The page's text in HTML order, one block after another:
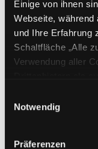
Einige von ihnen
Webseite, während
und Ihre Erfahrung
Schaltfläche „Alle
Verwendung aller
Cookies von
unsicheren
ohne adäquates
Notwendig
Präferenzen